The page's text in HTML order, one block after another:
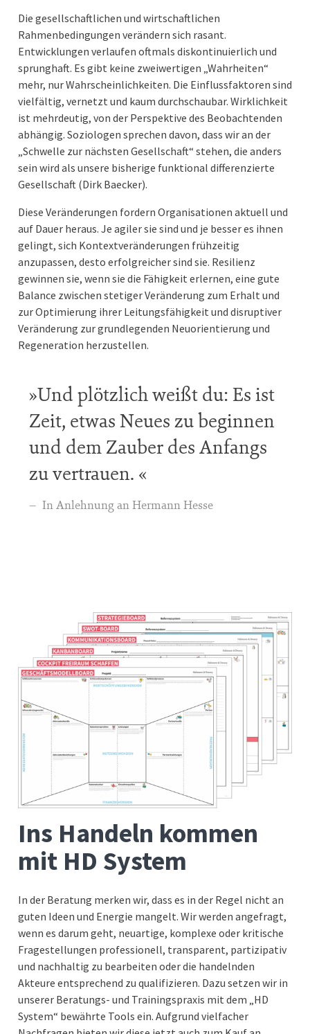
Die gesellschaftlichen und wirtschaftlichen
Rahmenbedingungen verändern sich rasant.
Entwicklungen verlaufen oftmals diskontinuierlich und
sprunghaft. Es gibt keine zweiwertigen „Wahrheiten“
mehr, nur Wahrscheinlichkeiten. Die Einflussfaktoren sind
vielfältig, vernetzt und kaum durchschaubar. Wirklichkeit
ist mehrdeutig, von der Perspektive des Beobachtenden
abhängig. Soziologen sprechen davon, dass wir an der
„Schwelle zur nächsten Gesellschaft“ stehen, die anders
sein wird als unsere bisherige funktional differenzierte
Gesellschaft (Dirk Baecker).
Diese Veränderungen fordern Organisationen aktuell und
auf Dauer heraus. Je agiler sie sind und je besser es ihnen
gelingt, sich Kontextveränderungen frühzeitig
anzupassen, desto erfolgreicher sind sie. Resilienz
gewinnen sie, wenn sie die Fähigkeit erlernen, eine gute
Balance zwischen stetiger Veränderung zum Erhalt und
zur Optimierung ihrer Leitungsfähigkeit und disruptiver
Veränderung zur grundlegenden Neuorientierung und
Regeneration herzustellen.
Und plötzlich weißt du: Es ist
Zeit, etwas Neues zu beginnen
und dem Zauber des Anfangs
zu vertrauen.
In Anlehnung an Hermann Hesse
Ins Handeln kommen
mit HD System
In der Beratung merken wir, dass es in der Regel nicht an
guten Ideen und Energie mangelt. Wir werden angefragt,
wenn es darum geht, neuartige, komplexe oder kritische
Fragestellungen professionell, transparent, partizipativ
und nachhaltig zu bearbeiten oder die handelnden
Akteure entsprechend zu qualifizieren. Dazu setzen wir in
unserer Beratungs- und Trainingspraxis mit dem „HD
System“ bewährte Tools ein. Aufgrund vielfacher